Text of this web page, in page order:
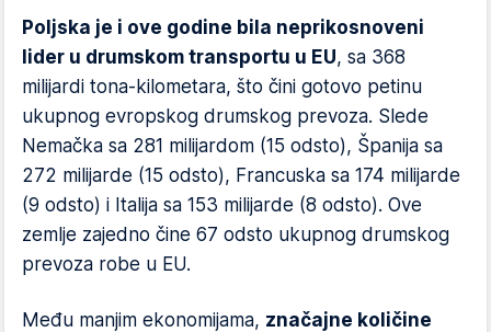
Poljska je i ove godine bila neprikosnoveni
lider u drumskom transportu u EU, sa 368
milijardi tona-kilometara, što čini gotovo petinu
ukupnog evropskog drumskog prevoza. Slede
Nemačka sa 281 milijardom (15 odsto), Španija sa
272 milijarde (15 odsto), Francuska sa 174 milijarde
(9 odsto) i Italija sa 153 milijarde (8 odsto). Ove
zemlje zajedno čine 67 odsto ukupnog drumskog
prevoza robe u EU.
Među manjim ekonomijama, značajne količine